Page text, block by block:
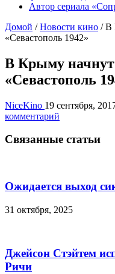
Автор сериала
Домой / Новости кино / В
«Севастополь 1942»
В Крыму
«Севастополь
NiceKino 19 сентября,
комментарий
Связанные статьи
Ожидается выход
31 октября, 2025
Джейсон Стэйтем
Ричи